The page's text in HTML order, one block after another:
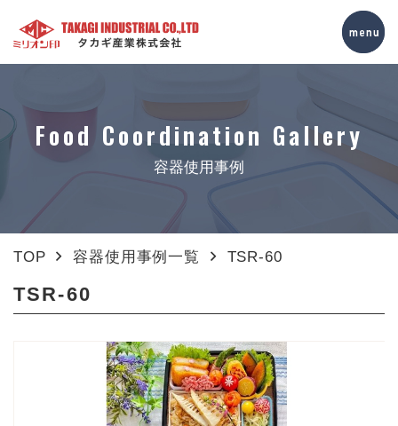
Food Coordination Gallery
容器使用事例
TOP 容器使用事例一覧 TSR-60
TSR-60